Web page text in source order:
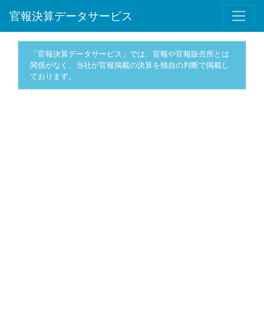
官報決算データサービス
「官報決算データサービス」では、官報や官報販売所とは
関係がなく、当社が官報掲載の決算を独自の判断で掲載し
ております。